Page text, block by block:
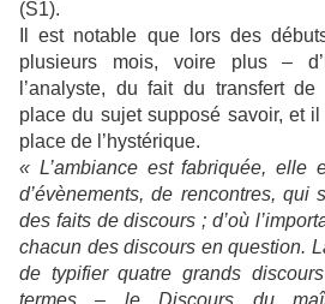
(S1).
Il est notable que lors des
plusieurs mois, voire plus –
l’analyste, du fait du transfert
place du sujet supposé savoir, et il
place de l’hystérique.
« L’ambiance est fabriquée, elle
d’évènements, de rencontres, qui
des faits de discours ; d’où
chacun des discours en question.
de typifier quatre grands
termes – le Discours du